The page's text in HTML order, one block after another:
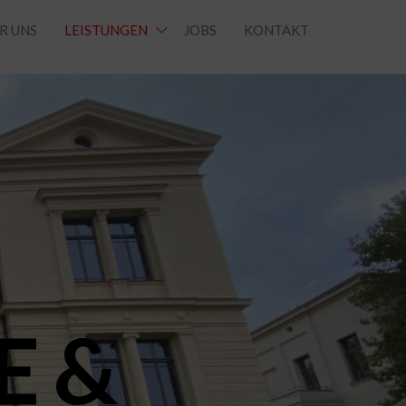
UNS LEISTUNGEN JOBS KONTAKT
&